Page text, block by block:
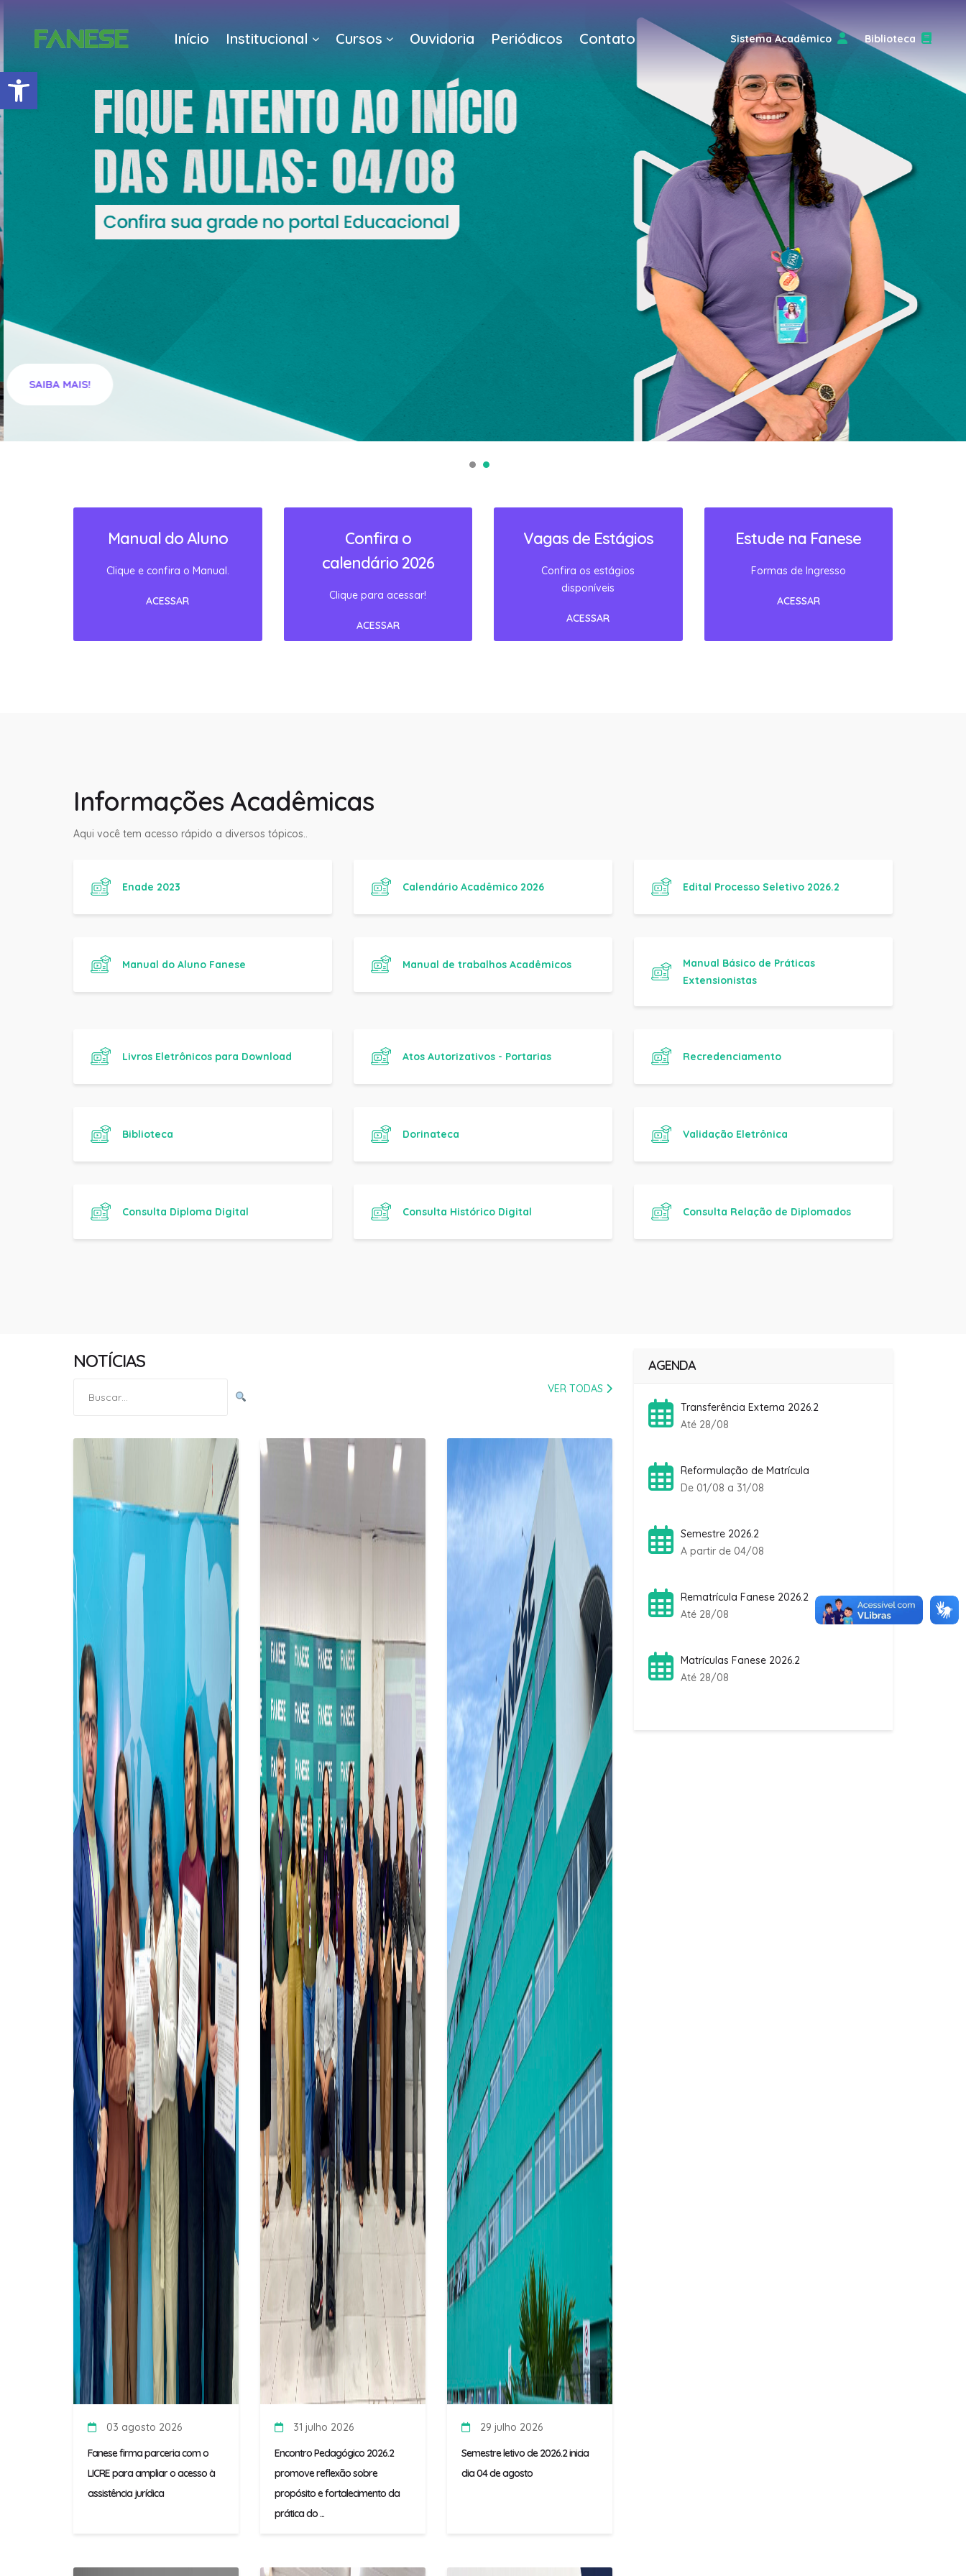
Barra de Ferramentas Aberta
Início Institucional Cursos Ouvidoria Periódicos Contato Sistema Acadêmico Biblioteca
SAIBA MAIS!
Manual do Aluno
Clique e confira o Manual.
ACESSAR
Confira o
calendário 2026
Clique para acessar!
ACESSAR
Vagas de Estágios
Confira os estágios
disponíveis
ACESSAR
Estude na Fanese
Formas de Ingresso
ACESSAR
Informações Acadêmicas
Aqui você tem acesso rápido a diversos tópicos..
Enade 2023 Calendário Acadêmico 2026 Edital Processo Seletivo 2026.2
Manual do Aluno Fanese Manual de trabalhos Acadêmicos
Manual Básico de Práticas
Extensionistas
Livros Eletrônicos para Download Atos Autorizativos - Portarias Recredenciamento
Biblioteca Dorinateca Validação Eletrônica
Consulta Diploma Digital Consulta Histórico Digital Consulta Relação de Diplomados
NOTÍCIAS
por:
VER TODAS
03 agosto 2026
Fanese firma parceria com o
LICRE para ampliar o acesso à
assistência jurídica
31 julho 2026
Encontro Pedagógico 2026.2
promove reflexão sobre
propósito e fortalecimento da
prática do ...
29 julho 2026
Semestre letivo de 2026.2 inicia
dia 04 de agosto
AGENDA
Transferência Externa 2026.2
Até 28/08
Reformulação de Matrícula
De 01/08 a 31/08
Semestre 2026.2
A partir de 04/08
Rematrícula Fanese 2026.2
Até 28/08
Matrículas Fanese 2026.2
Até 28/08